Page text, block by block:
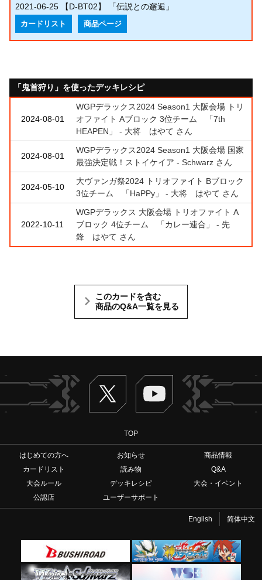
2021-06-25 【D-BT02】 「伝説との邂逅」
カードリスト 商品ページ
「鬼首狩り」を使ったデッキレシピ
2024-08-01
WGPデラックス2024 Season1 大阪会場 トリ
オファイト Aブロック 3位チーム 「7th
HEAPEN」 - 大将 はやて さん
2024-08-01
WGPデラックス2024 Season1 大阪会場 国家
最強決定戦！ストイケイア - Schwarz さん
2024-05-10
大ヴァンガ祭2024 トリオファイト Bブロック
3位チーム 「HaPPy」 - 大将 はやて さん
2022-10-11
WGPデラックス 大阪会場 トリオファイト A
ブロック 4位チーム 「カレー連合」 - 先
鋒 はやて さん
このカードを含む
商品のQ&A一覧を見る
Twitter ヴァンガードch
TOP
はじめての方へ お知らせ
商品情報
カードリスト
読み物
Q&A
大会ルール
デッキレシピ
大会・イベント
公認店
ユーザーサポート
English 简体中文